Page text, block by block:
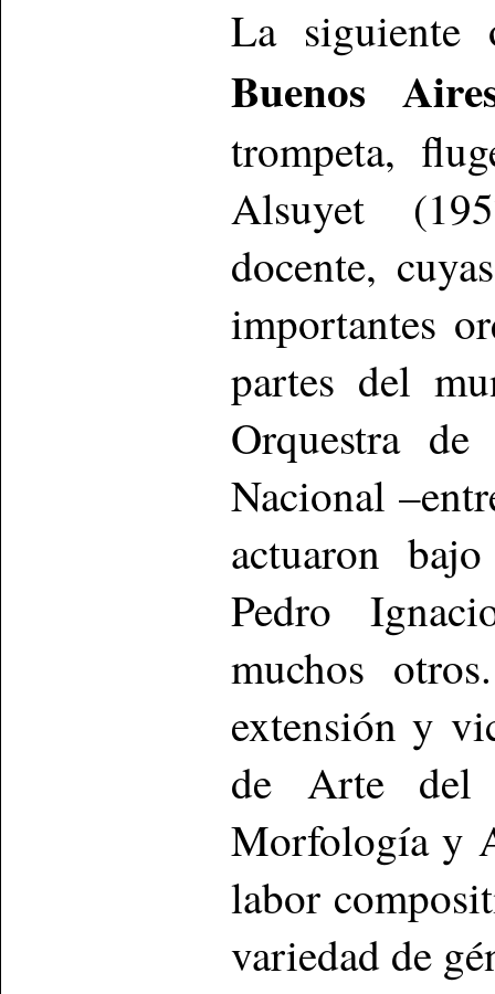
La siguiente
Buenos
trompeta,
Alsuyet
docente,
importantes
partes del
Orquestra
Nacional
actuaron
Pedro
muchos
extensión y
de Arte del
Morfología y
labor
variedad de